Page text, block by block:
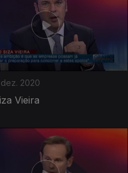
dez. 2020
Vieira